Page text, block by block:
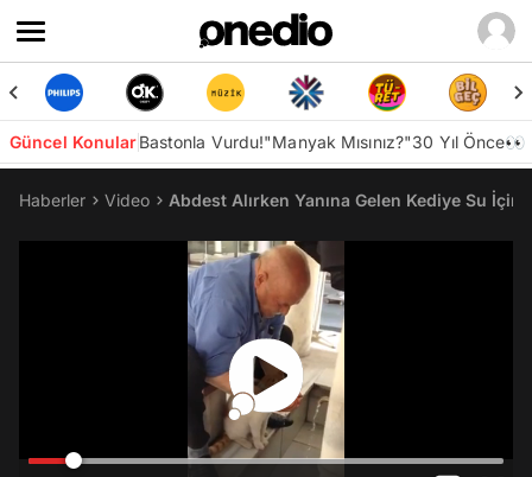
Güncel KonularBastonla Vurdu!"Manyak Mısınız?"30 Yıl Önce👀
Haberler Video Abdest Alırken Yanına Gelen Kediye Su